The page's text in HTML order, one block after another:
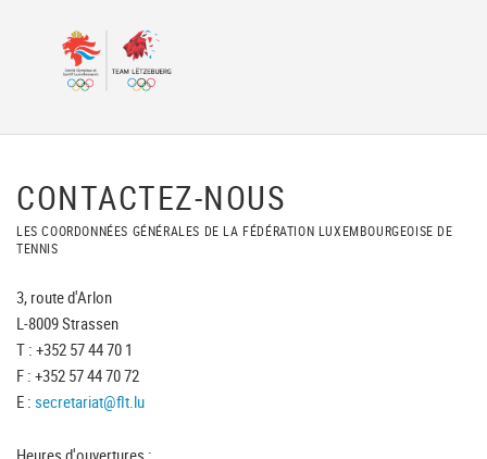
CONTACTEZ-NOUS
LES COORDONNÉES GÉNÉRALES DE LA FÉDÉRATION LUXEMBOURGEOISE DE
TENNIS
3, route d'Arlon
L-8009 Strassen
T : +352 57 44 70 1
F : +352 57 44 70 72
E : secretariat@flt.lu